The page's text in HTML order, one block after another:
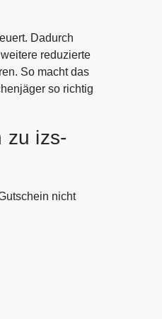
Dadurch
reduzierte
So macht das
so richtig
zu izs-
nicht